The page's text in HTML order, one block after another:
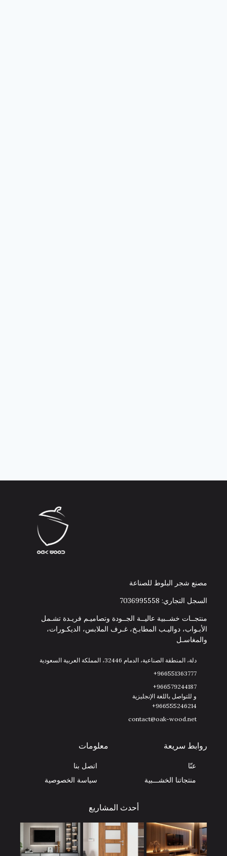
مصنع شجر البلوط للصناعة
السجل التجاري: 7036995558
منتجــات خشــبية عاليــة الجــودة وتصاميـم فريـدة تشـمل
الأبـواب، دواليـب المطابـخ، غـرف الملابس، الديكـورات،
والمغاسـل
دلة، المنطقة الصناعية، الدمام 32446، المملكة العربية السعودية
966551363777+
966579244187+
و للتواصل باللغة الإنجليزية
966555246214+
contact@oak-wood.net
روابط سريعة
عنّا
منتجاتنا الخشـــبية
معلومات
اتصل بنا
سياسة الخصوصية
أحدث المشاريع